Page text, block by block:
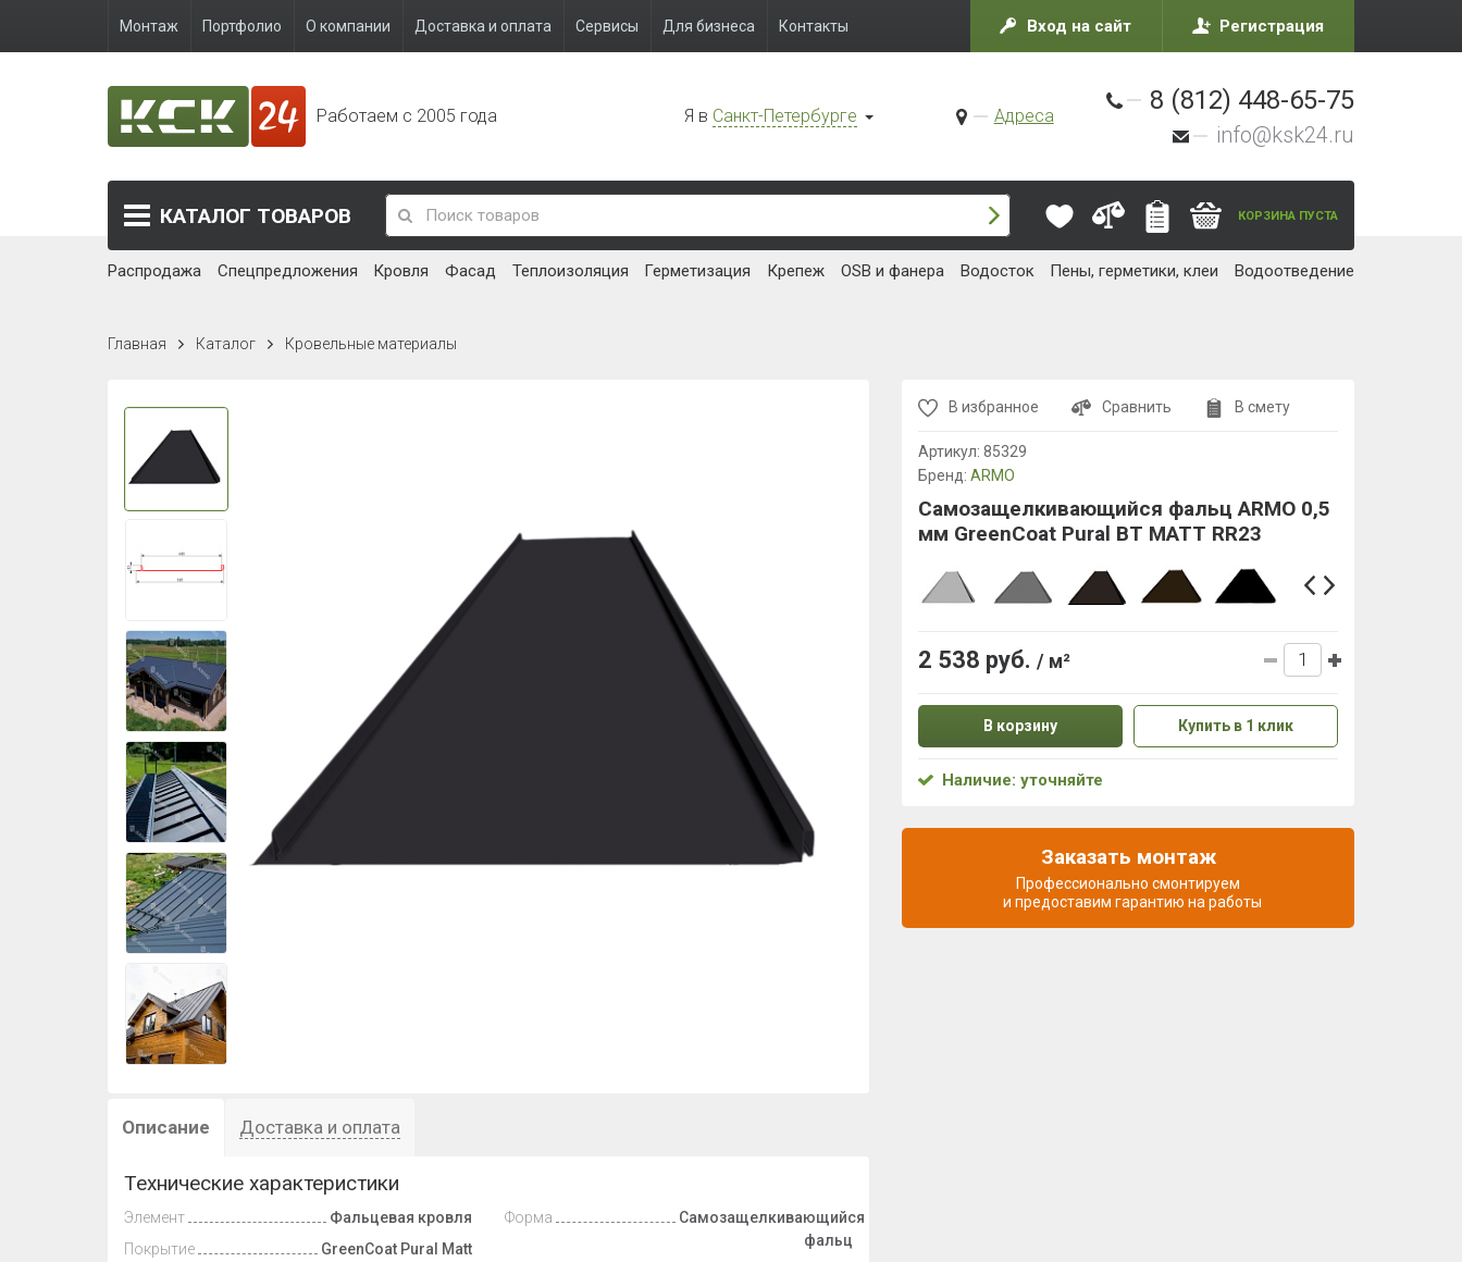
Монтаж Портфолио О компании Доставка и оплата Сервисы Для бизнеса Контакты Вход на сайт Регистрация
Работаем с 2005 года Я в Санкт-Петербурге Адреса
8 (812) 448-65-75
info@ksk24.ru
КАТАЛОГ ТОВАРОВ КОРЗИНА ПУСТА
Распродажа Спецпредложения Кровля Фасад Теплоизоляция Герметизация Крепеж OSB и фанера Водосток Пены, герметики, клеи Водоотведение
Главная Каталог Кровельные материалы
Описание Доставка и оплата
Технические характеристики
Элемент
Фальцевая кровля
Покрытие
GreenCoat Pural Matt
Форма
Самозащелкивающийся
фальц
В избранное Сравнить В смету
Артикул: 85329
Бренд: ARMO
Самозащелкивающийся фальц ARMO 0,5
мм GreenCoat Pural BT MATT RR23
2 538 руб. / м²
В корзину Купить в 1 клик
Наличие: уточняйте
Заказать монтаж
Профессионально смонтируем
и предоставим гарантию на работы